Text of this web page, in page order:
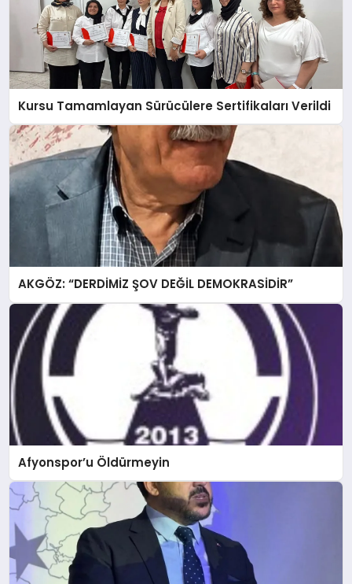
Kursu Tamamlayan Sürücülere Sertifikaları Verildi
AKGÖZ: “DERDİMİZ ŞOV DEĞİL DEMOKRASİDİR”
Afyonspor’u Öldürmeyin